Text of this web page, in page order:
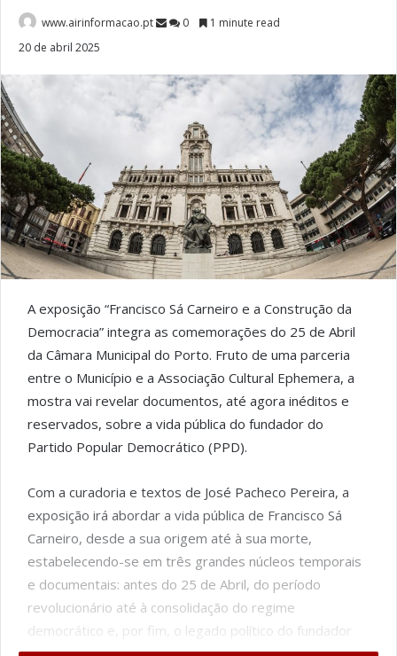
www.airinformacao.pt 0
1 minute read
20 de abril 2025
A exposição “Francisco Sá Carneiro e a Construção da
Democracia” integra as comemorações do 25 de Abril
da Câmara Municipal do Porto. Fruto de uma parceria
entre o Município e a Associação Cultural Ephemera, a
mostra vai revelar documentos, até agora inéditos e
reservados, sobre a vida pública do fundador do
Partido Popular Democrático (PPD).
Com a curadoria e textos de José Pacheco Pereira, a
exposição irá abordar a vida pública de Francisco Sá
Carneiro, desde a sua origem até à sua morte,
estabelecendo-se em três grandes núcleos temporais
e documentais: antes do 25 de Abril, do período
revolucionário até à consolidação do regime
democrático e, por fim, o legado político do fundador